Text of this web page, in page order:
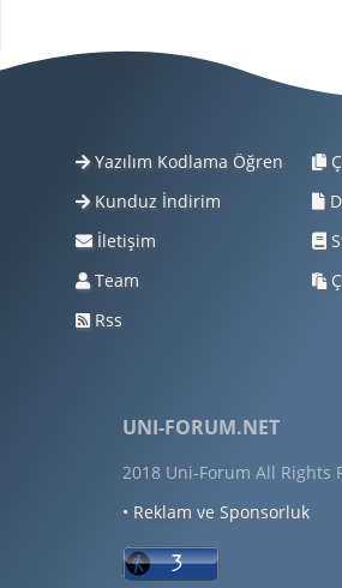
Yazılım Kodlama Öğren
Kunduz İndirim
İletişim
Team
Rss
UNI-FORUM.NET
2018 Uni-Forum All Rights
• Reklam ve Sponsorluk